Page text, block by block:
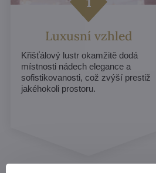
Luxusní vzhled
Křišťálový lustr okamžitě dodá
místnosti nádech elegance a
sofistikovanosti, což zvýší prestiž
jakéhokoli prostoru.